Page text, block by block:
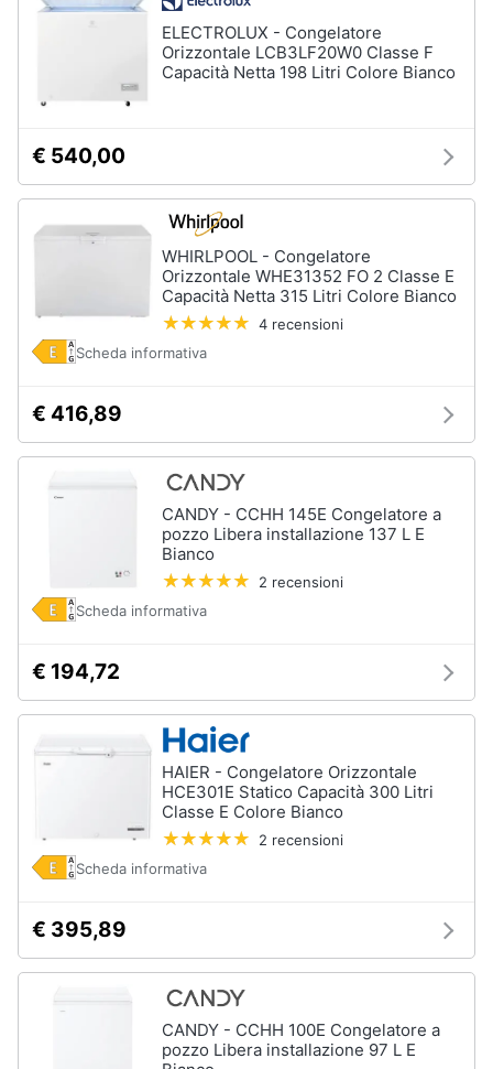
ELECTROLUX - Congelatore
Orizzontale LCB3LF20W0 Classe F
Capacità Netta 198 Litri Colore Bianco
€ 540,00
WHIRLPOOL - Congelatore
Orizzontale WHE31352 FO 2 Classe E
Capacità Netta 315 Litri Colore Bianco
4 recensioni
Scheda informativa
€ 416,89
CANDY - CCHH 145E Congelatore a
pozzo Libera installazione 137 L E
Bianco
2 recensioni
Scheda informativa
€ 194,72
HAIER - Congelatore Orizzontale
HCE301E Statico Capacità 300 Litri
Classe E Colore Bianco
2 recensioni
Scheda informativa
€ 395,89
CANDY - CCHH 100E Congelatore a
pozzo Libera installazione 97 L E